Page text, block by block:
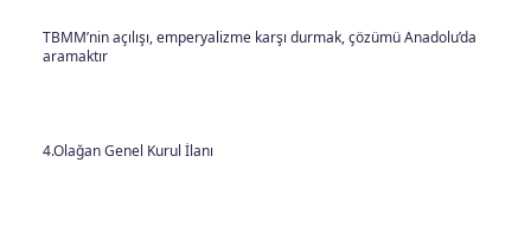
TBMM’nin açılışı, emperyalizme karşı durmak, çözümü Anadolu’da
aramaktır
4.Olağan Genel Kurul İlanı